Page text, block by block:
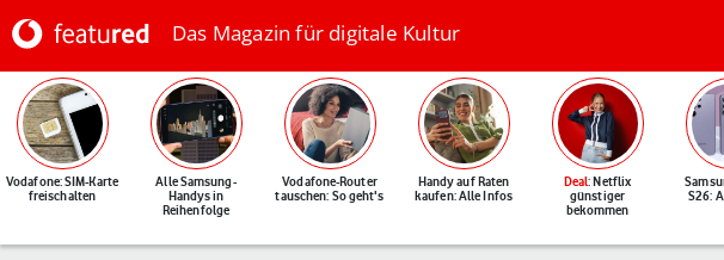
Das Magazin für digitale Kultur
Vodafone: SIM-Karte
freischalten
Alle Samsung-
Handys in
Reihenfolge
Vodafone-Router
tauschen: So geht's
Handy auf Raten
kaufen: Alle Infos
Deal: Netflix
günstiger
bekommen
S26: